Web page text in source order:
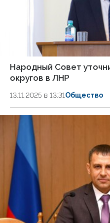
Народный Совет
округов в ЛНР
13.11.2025 в 13:31Общество